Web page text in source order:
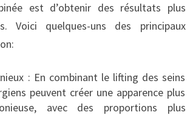
est d’obtenir des résultats plus
Voici quelques-uns des principaux
: En combinant le lifting des seins
peuvent créer une apparence plus
avec des proportions plus